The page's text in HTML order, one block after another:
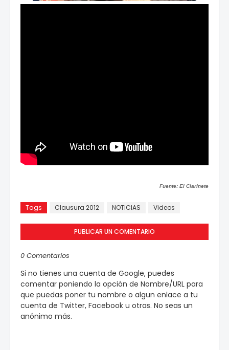
Fuente: El Clarinete
Tags Clausura 2012 NOTICIAS Videos
PUBLICAR UN COMENTARIO
0 Comentarios
Si no tienes una cuenta de Google, puedes
comentar poniendo la opción de Nombre/URL para
que puedas poner tu nombre o algun enlace a tu
cuenta de Twitter, Facebook u otras. No seas un
anónimo más.